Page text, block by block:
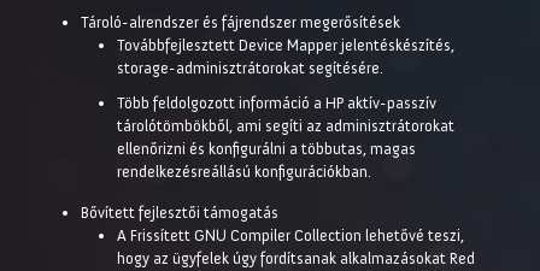
Tároló-alrendszer és fájrendszer megerősítések
Továbbfejlesztett Device Mapper jelentéskészítés,
storage-adminisztrátorokat segítésére.
Több feldolgozott információ a HP aktív-passzív
tárolótömbökből, ami segíti az adminisztrátorokat
ellenőrizni és konfigurálni a többutas, magas
rendelkezésreállású konfigurációkban.
Bővített fejlesztői támogatás
A Frissített GNU Compiler Collection lehetővé teszi,
hogy az ügyfelek úgy fordítsanak alkalmazásokat Red